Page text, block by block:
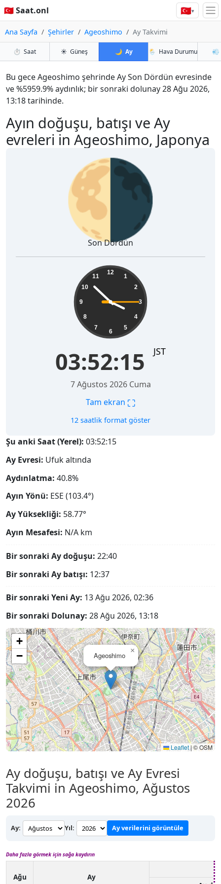
🇹🇷 Saat.onl 🇹🇷▾
Ana Sayfa Şehirler Ageoshimo Ay Takvimi
⏱️ Saat ☀️ Güneş 🌙 Ay 🌦️ Hava Durumu 💨
Ayın doğuşu, batışı ve Ay
evreleri in Ageoshimo, Japonya
Bu gece Ageoshimo şehrinde Ay Son Dördün evresinde
ve %5959.9% aydınlık; bir sonraki dolunay 28 Ağu 2026,
13:18 tarihinde.
🌗
Son Dördün
12
1
2
3
4
5
6
7
8
9
10
11
03:52:16 JST
7 Ağustos 2026 Cuma
Tam ekran ⛶
12 saatlik format göster
Şu anki Saat (Yerel): 03:52:16
Ay Evresi: Ufuk altında
Aydınlatma: 40.8%
Ayın Yönü: ESE (103.4°)
Ay Yüksekliği: 58.77°
Ayın Mesafesi: N/A km
Bir sonraki Ay doğuşu: 22:40
Bir sonraki Ay batışı: 12:37
Bir sonraki Yeni Ay: 13 Ağu 2026, 02:36
Bir sonraki Dolunay: 28 Ağu 2026, 13:18
Ageoshimo
×
+
−
Leaflet|© OSM
Ay doğuşu, batışı ve Ay Evresi
Takvimi in Ageoshimo, Ağustos
2026
Ay: Yıl: Ay verilerini görüntüle
Daha fazla görmek için sağa kaydırın
Ağu
Ay